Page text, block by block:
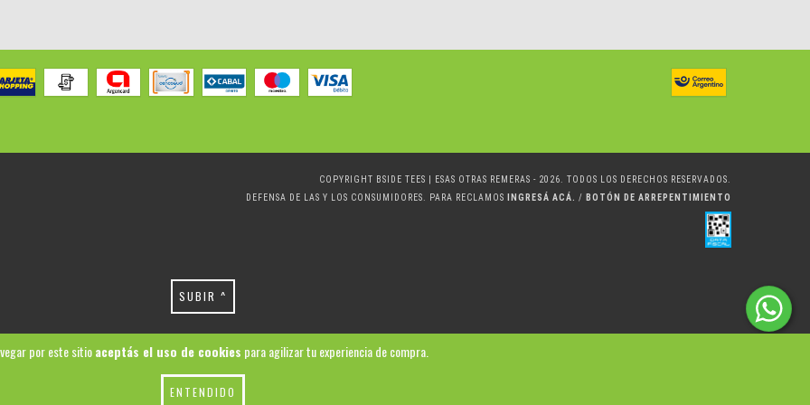
por este sitioaceptás el uso de cookies para agilizar tu experiencia de compra.
ENTENDIDO
COPYRIGHT BSIDE TEES | ESAS OTRAS REMERAS - 2026. TODOS LOS DERECHOS RESERVADOS.
DEFENSA DE LAS Y LOS CONSUMIDORES. PARA RECLAMOS
INGRESÁ ACÁ. / BOTÓN DE ARREPENTIMIENTO
SUBIR ^